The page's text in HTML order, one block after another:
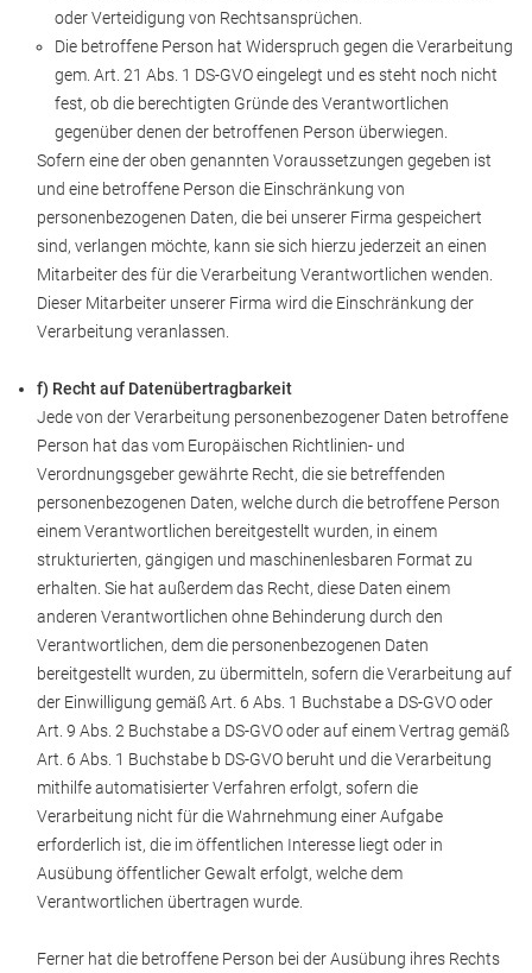
oder Verteidigung von Rechtsansprüchen.
Die betroffene Person hat Widerspruch gegen die Verarbeitung
gem. Art. 21 Abs. 1 DS-GVO eingelegt und es steht noch nicht
fest, ob die berechtigten Gründe des Verantwortlichen
gegenüber denen der betroffenen Person überwiegen.
Sofern eine der oben genannten Voraussetzungen gegeben ist
und eine betroffene Person die Einschränkung von
personenbezogenen Daten, die bei unserer Firma gespeichert
sind, verlangen möchte, kann sie sich hierzu jederzeit an einen
Mitarbeiter des für die Verarbeitung Verantwortlichen wenden.
Dieser Mitarbeiter unserer Firma wird die Einschränkung der
Verarbeitung veranlassen.
f) Recht auf Datenübertragbarkeit
Jede von der Verarbeitung personenbezogener Daten betroffene
Person hat das vom Europäischen Richtlinien- und
Verordnungsgeber gewährte Recht, die sie betreffenden
personenbezogenen Daten, welche durch die betroffene Person
einem Verantwortlichen bereitgestellt wurden, in einem
strukturierten, gängigen und maschinenlesbaren Format zu
erhalten. Sie hat außerdem das Recht, diese Daten einem
anderen Verantwortlichen ohne Behinderung durch den
Verantwortlichen, dem die personenbezogenen Daten
bereitgestellt wurden, zu übermitteln, sofern die Verarbeitung auf
der Einwilligung gemäß Art. 6 Abs. 1 Buchstabe a DS-GVO oder
Art. 9 Abs. 2 Buchstabe a DS-GVO oder auf einem Vertrag gemäß
Art. 6 Abs. 1 Buchstabe b DS-GVO beruht und die Verarbeitung
mithilfe automatisierter Verfahren erfolgt, sofern die
Verarbeitung nicht für die Wahrnehmung einer Aufgabe
erforderlich ist, die im öffentlichen Interesse liegt oder in
Ausübung öffentlicher Gewalt erfolgt, welche dem
Verantwortlichen übertragen wurde.
Ferner hat die betroffene Person bei der Ausübung ihres Rechts